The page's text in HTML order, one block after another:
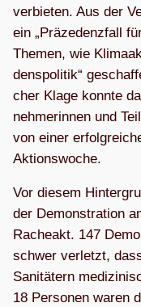
ver­bie­ten. Aus der
ein „Prä­ze­denz­fall
The­men, wie
dens­po­li­tik“
cher Klage konnte
neh­me­rin­nen und
von einer
Aktionswoche.
Vor die­sem
der Demons­tra­tion
Rache­akt. 147
schwer ver­letzt,
Sani­tä­tern
18 Per­so­nen waren